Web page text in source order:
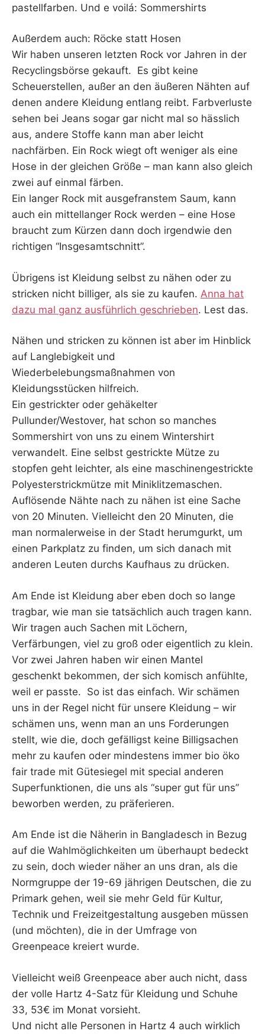
pastellfarben. Und e voilá: Sommershirts
Außerdem auch: Röcke statt Hosen
Wir haben unseren letzten Rock vor Jahren in der
Recyclingsbörse gekauft. Es gibt keine
Scheuerstellen, außer an den äußeren Nähten auf
denen andere Kleidung entlang reibt. Farbverluste
sehen bei Jeans sogar gar nicht mal so hässlich
aus, andere Stoffe kann man aber leicht
nachfärben. Ein Rock wiegt oft weniger als eine
Hose in der gleichen Größe – man kann also gleich
zwei auf einmal färben.
Ein langer Rock mit ausgefranstem Saum, kann
auch ein mittellanger Rock werden – eine Hose
braucht zum Kürzen dann doch irgendwie den
richtigen “Insgesamtschnitt”.
Übrigens ist Kleidung selbst zu nähen oder zu
stricken nicht billiger, als sie zu kaufen. Anna hat
dazu mal ganz ausführlich geschrieben. Lest das.
Nähen und stricken zu können ist aber im Hinblick
auf Langlebigkeit und
Wiederbelebungsmaßnahmen von
Kleidungsstücken hilfreich.
Ein gestrickter oder gehäkelter
Pullunder/Westover, hat schon so manches
Sommershirt von uns zu einem Wintershirt
verwandelt. Eine selbst gestrickte Mütze zu
stopfen geht leichter, als eine maschinengestrickte
Polyesterstrickmütze mit Miniklitzemaschen.
Auflösende Nähte nach zu nähen ist eine Sache
von 20 Minuten. Vielleicht den 20 Minuten, die
man normalerweise in der Stadt herumgurkt, um
einen Parkplatz zu finden, um sich danach mit
anderen Leuten durchs Kaufhaus zu drücken.
Am Ende ist Kleidung aber eben doch so lange
tragbar, wie man sie tatsächlich auch tragen kann.
Wir tragen auch Sachen mit Löchern,
Verfärbungen, viel zu groß oder eigentlich zu klein.
Vor zwei Jahren haben wir einen Mantel
geschenkt bekommen, der sich komisch anfühlte,
weil er passte. So ist das einfach. Wir schämen
uns in der Regel nicht für unsere Kleidung – wir
schämen uns, wenn man an uns Forderungen
stellt, wie die, doch gefälligst keine Billigsachen
mehr zu kaufen oder mindestens immer bio öko
fair trade mit Gütesiegel mit special anderen
Superfunktionen, die uns als “super gut für uns”
beworben werden, zu präferieren.
Am Ende ist die Näherin in Bangladesch in Bezug
auf die Wahlmöglichkeiten um überhaupt bedeckt
zu sein, doch wieder näher an uns dran, als die
Normgruppe der 19-69 jährigen Deutschen, die zu
Primark gehen, weil sie mehr Geld für Kultur,
Technik und Freizeitgestaltung ausgeben müssen
(und möchten), die in der Umfrage von
Greenpeace kreiert wurde.
Vielleicht weiß Greenpeace aber auch nicht, dass
der volle Hartz 4-Satz für Kleidung und Schuhe
33, 53€ im Monat vorsieht.
Und nicht alle Personen in Hartz 4 auch wirklich